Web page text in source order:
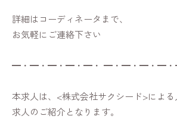
詳細はコーディネータまで、
お気軽にご連絡下さい
━・━・━・━・━・ ━・━・━・━・
本求人は、<株式会社サクシード>によ
求人のご紹介となります。